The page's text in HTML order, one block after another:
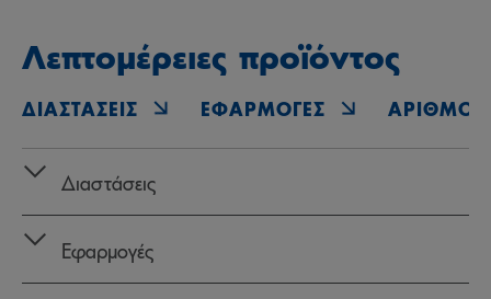
Λεπτομέρειες προϊόντος
ΔΙΑΣΤΆΣΕΙΣ ΕΦΑΡΜΟΓΈΣ ΑΡΙΘΜΟΊ
Διαστάσεις
Εφαρμογές